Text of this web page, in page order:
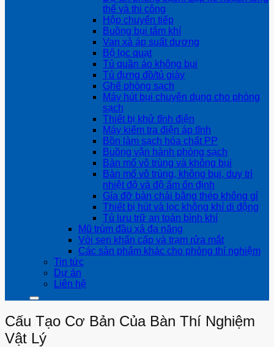
thể và thi công
Hộp chuyển tiếp
Buồng bụi tắm khí
Van xả áp suất dương
Bộ lọc quạt
Tủ quần áo không bụi
Tủ đựng đồ/tủ giày
Ghế phòng sạch
Máy hút bụi chuyên dụng cho phòng
sạch
Thiết bị khử tĩnh điện
Máy kiểm tra điện áp tĩnh
Bồn làm sạch hóa chất PP
Buồng vận hành phòng sạch
Bàn mổ vô trùng và không bụi
Bàn mổ vô trùng, không bụi, duy trì
nhiệt độ và độ ẩm ổn định
Gía đỡ bàn chải bằng thép không gỉ
Thiết bị hút và lọc không khí di động
Tủ lưu trữ an toàn bình khí
Mũ trùm đầu xả đa năng
Vòi sen khẩn cấp và trạm rửa mắt
Các sản phẩm khác cho phòng thí nghiệm
Tin tức
Dự án
Liên hệ
Cấu Tạo Cơ Bản Của Bàn Thí Nghiệm
Vật Lý